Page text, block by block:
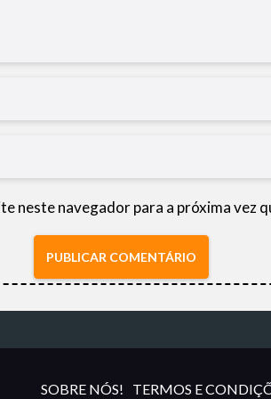
neste navegador para a próxima vez
PUBLICAR COMENTÁRIO
SOBRE NÓS! TERMOS E